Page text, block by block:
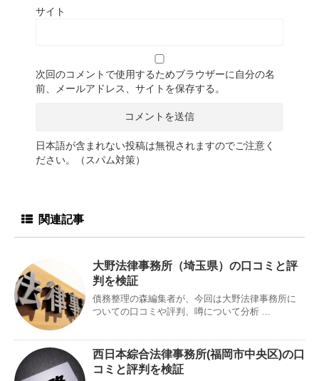
サイト
次回のコメントで使用するためブラウザーに自分の名
前、メールアドレス、サイトを保存する。
日本語が含まれない投稿は無視されますのでご注意く
ださい。（スパム対策）
関連記事
大野法律事務所（埼玉県）の口コミと評
判を検証
債務整理の森編集者が、今回は大野法律事務所に
ついての口コミや評判、噂について分析 ...
西日本綜合法律事務所(福岡市中央区)の口
コミと評判を検証